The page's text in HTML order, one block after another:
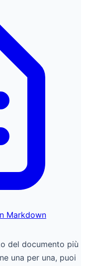
Markdown
del documento più
una per una, puoi